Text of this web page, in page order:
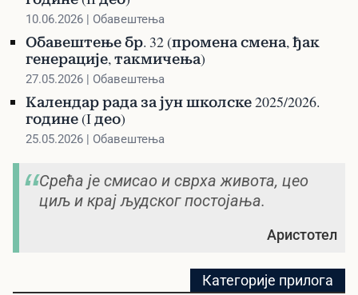
10.06.2026 | Обавештења
Обавештење бр. 32 (промена смена, ђак
генерације, такмичења)
27.05.2026 | Обавештења
Календар рада за јун школске 2025/2026.
године (I део)
25.05.2026 | Обавештења
Срећа је смисао и сврха живота, цео
циљ и крај људског постојања.
Аристотел
Категорије прилога